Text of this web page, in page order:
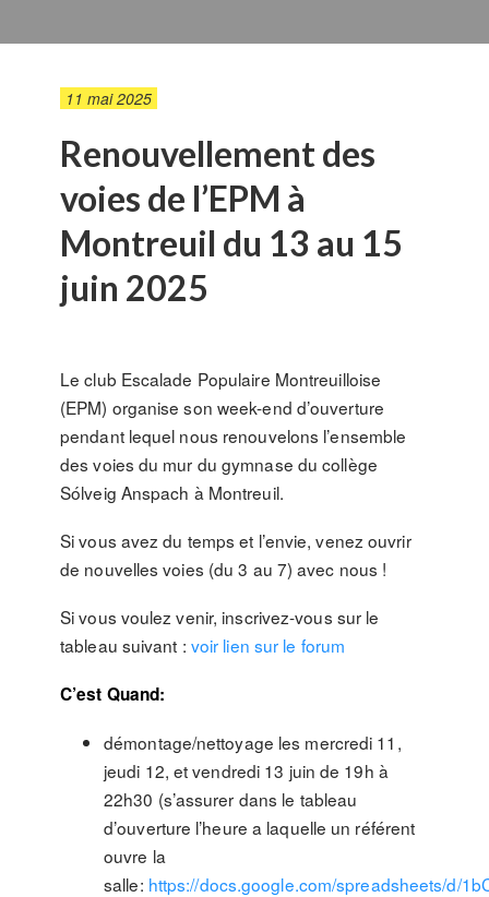
11 mai 2025
Renouvellement des
voies de l’EPM à
Montreuil du 13 au 15
juin 2025
Le club Escalade Populaire Montreuilloise
(EPM) organise son week-end d’ouverture
pendant lequel nous renouvelons l’ensemble
des voies du mur du gymnase du collège
Sólveig Anspach à Montreuil.
Si vous avez du temps et l’envie, venez ouvrir
de nouvelles voies (du 3 au 7) avec nous !
Si vous voulez venir, inscrivez-vous sur le
tableau suivant : voir lien sur le forum
C’est Quand:
démontage/nettoyage les mercredi 11,
jeudi 12, et vendredi 13 juin de 19h à
22h30 (s’assurer dans le tableau
d’ouverture l’heure a laquelle un référent
ouvre la
salle: https://docs.google.com/spreadsheets/d/